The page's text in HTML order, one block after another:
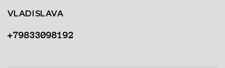
+79833098192
VLADISLAVA